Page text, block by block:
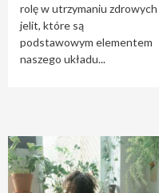
rolę w utrzymaniu zdrowych
jelit, które są
podstawowym elementem
naszego układu...